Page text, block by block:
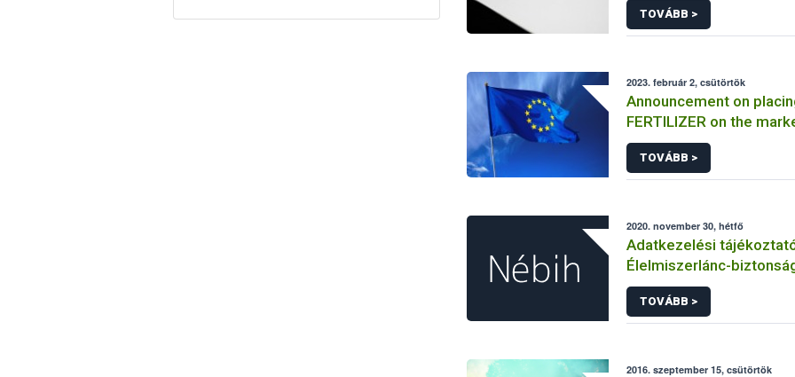
TOVÁBB >
2023. február 2, csütörtök
Announcement on
FERTILIZER on the
Information on the
FERTILIZER and the
certificate
TOVÁBB >
2020. november 30, hétfő
Adatkezelési
Élelmiszerlánc-
elkülönített visszaélés-
rendszerhez kapcsolódó
adatkezeléséhez
TOVÁBB >
2016. szeptember 15, csütörtök